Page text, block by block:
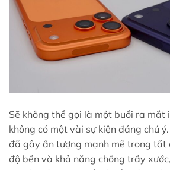
Sẽ không thể gọi là một buổi ra mắt
không có một vài sự kiện đáng chú
đã gây ấn tượng mạnh mẽ trong tất
độ bền và khả năng chống trầy